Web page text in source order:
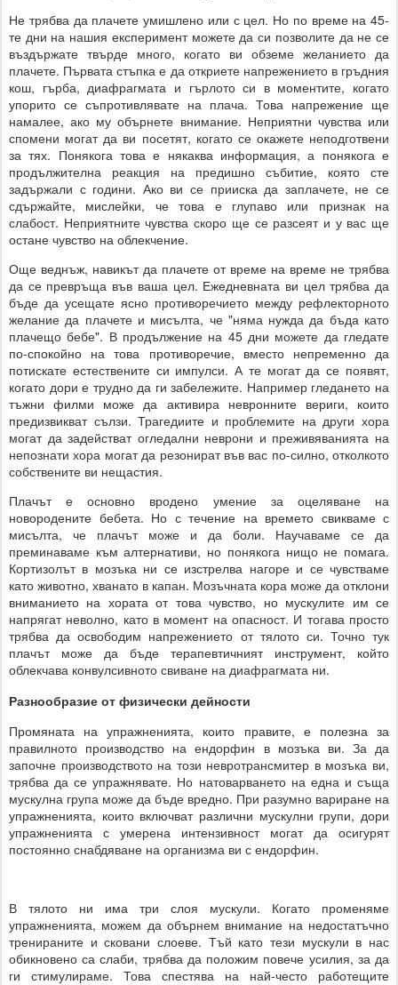
Не трябва да плачете умишлено или с цел. Но по време на 45-
те дни на нашия експеримент можете да си позволите да не се
въздържате твърде много, когато ви обземе желанието да
плачете. Първата стъпка е да откриете напрежението в гръдния
кош, гърба, диафрагмата и гърлото си в моментите, когато
упорито се съпротивлявате на плача. Това напрежение ще
намалее, ако му обърнете внимание. Неприятни чувства или
спомени могат да ви посетят, когато се окажете неподготвени
за тях. Понякога това е някаква информация, а понякога е
продължителна реакция на предишно събитие, която сте
задържали с години. Ако ви се прииска да заплачете, не се
сдържайте, мислейки, че това е глупаво или признак на
слабост. Неприятните чувства скоро ще се разсеят и у вас ще
остане чувство на облекчение.
Още веднъж, навикът да плачете от време на време не трябва
да се превръща във ваша цел. Ежедневната ви цел трябва да
бъде да усещате ясно противоречието между рефлекторното
желание да плачете и мисълта, че "няма нужда да бъда като
плачещо бебе". В продължение на 45 дни можете да гледате
по-спокойно на това противоречие, вместо непременно да
потискате естествените си импулси. А те могат да се появят,
когато дори е трудно да ги забележите. Например гледането на
тъжни филми може да активира невронните вериги, които
предизвикват сълзи. Трагедиите и проблемите на други хора
могат да задействат огледални неврони и преживяванията на
непознати хора могат да резонират във вас по-силно, отколкото
собствените ви нещастия.
Плачът е основно вродено умение за оцеляване на
новородените бебета. Но с течение на времето свикваме с
мисълта, че плачът може и да боли. Научаваме се да
преминаваме към алтернативи, но понякога нищо не помага.
Кортизолът в мозъка ни се изстрелва нагоре и се чувстваме
като животно, хванато в капан. Мозъчната кора може да отклони
вниманието на хората от това чувство, но мускулите им се
напрягат неволно, като в момент на опасност. И тогава просто
трябва да освободим напрежението от тялото си. Точно тук
плачът може да бъде терапевтичният инструмент, който
облекчава конвулсивното свиване на диафрагмата ни.
Разнообразие от физически дейности
Промяната на упражненията, които правите, е полезна за
правилното производство на ендорфин в мозъка ви. За да
започне производството на този невротрансмитер в мозъка ви,
трябва да се упражнявате. Но натоварването на една и съща
мускулна група може да бъде вредно. При разумно вариране на
упражненията, които включват различни мускулни групи, дори
упражненията с умерена интензивност могат да осигурят
постоянно снабдяване на организма ви с ендорфин.
В тялото ни има три слоя мускули. Когато променяме
упражненията, можем да обърнем внимание на недостатъчно
тренираните и сковани слоеве. Тъй като тези мускули в нас
обикновено са слаби, трябва да положим повече усилия, за да
ги стимулираме. Това спестява на най-често работещите